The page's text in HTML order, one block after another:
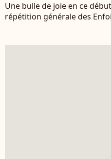
Une bulle de joie en ce
répétition générale des